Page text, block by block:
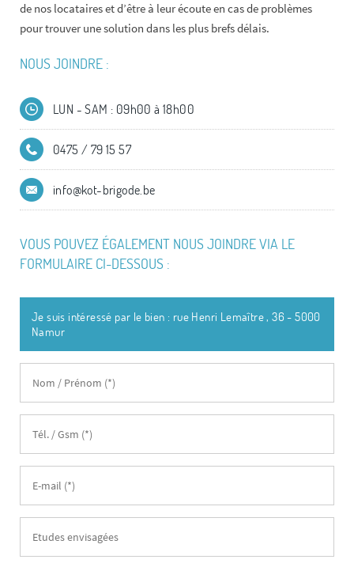
de nos locataires et d’être à leur écoute en cas de problèmes
pour trouver une solution dans les plus brefs délais.
NOUS JOINDRE :
LUN - SAM : 09h00 à 18h00
0475 / 79 15 57
info@kot-brigode.be
VOUS POUVEZ ÉGALEMENT NOUS JOINDRE VIA LE
FORMULAIRE CI-DESSOUS :
Je suis intéressé par le bien : rue Henri Lemaître , 36 - 5000
Namur